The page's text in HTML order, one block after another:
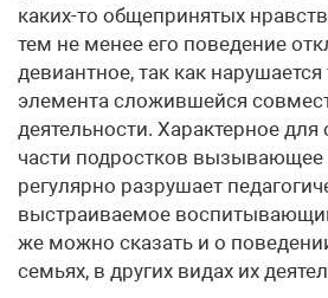
каких-то общепринятых
тем не менее его поведение
девиантное, так как нарушается
элемента сложившейся
деятельности. Характерное
части подростков вызывающее
регулярно разрушает
выстраиваемое
же можно сказать и о
семьях, в других видах их